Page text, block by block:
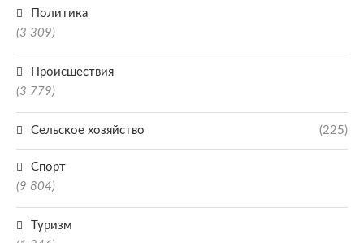
Политика
(3 309)
Происшествия
(3 779)
Сельское хозяйство (225)
Спорт
(9 804)
Туризм